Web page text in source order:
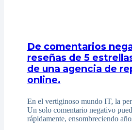
De comentarios
reseñas de 5
de una agencia de
online.
En el vertiginoso mundo IT, la
Un solo comentario negativo
rápidamente, ensombreciendo